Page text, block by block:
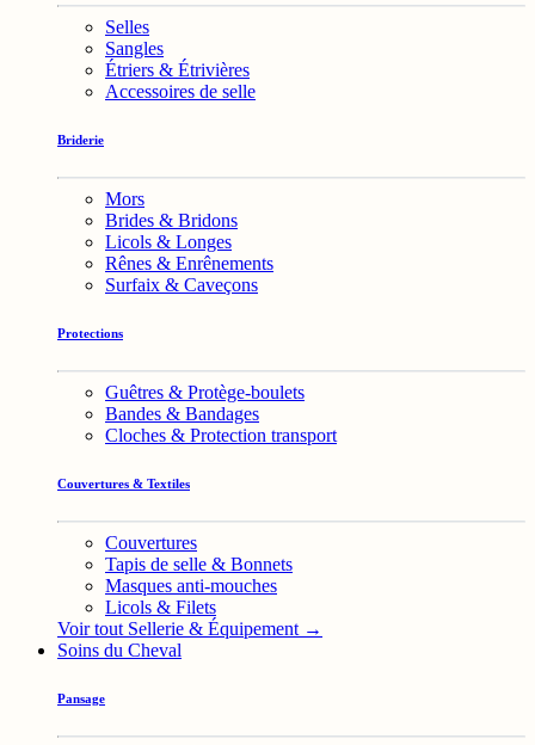
Selles
Sangles
Étriers & Étrivières
Accessoires de selle
Briderie
Mors
Brides & Bridons
Licols & Longes
Rênes & Enrênements
Surfaix & Caveçons
Protections
Guêtres & Protège-boulets
Bandes & Bandages
Cloches & Protection transport
Couvertures & Textiles
Couvertures
Tapis de selle & Bonnets
Masques anti-mouches
Licols & Filets
Voir tout Sellerie & Équipement →
Soins du Cheval
Pansage